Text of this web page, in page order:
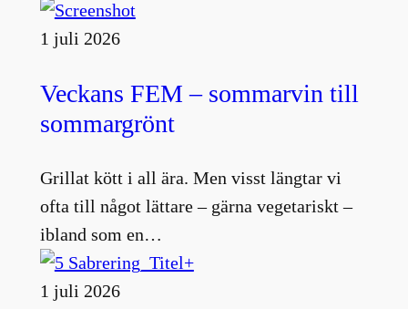
1 juli 2026
Veckans FEM – sommarvin till
sommargrönt
Grillat kött i all ära. Men visst längtar vi
ofta till något lättare – gärna vegetariskt –
ibland som en…
1 juli 2026